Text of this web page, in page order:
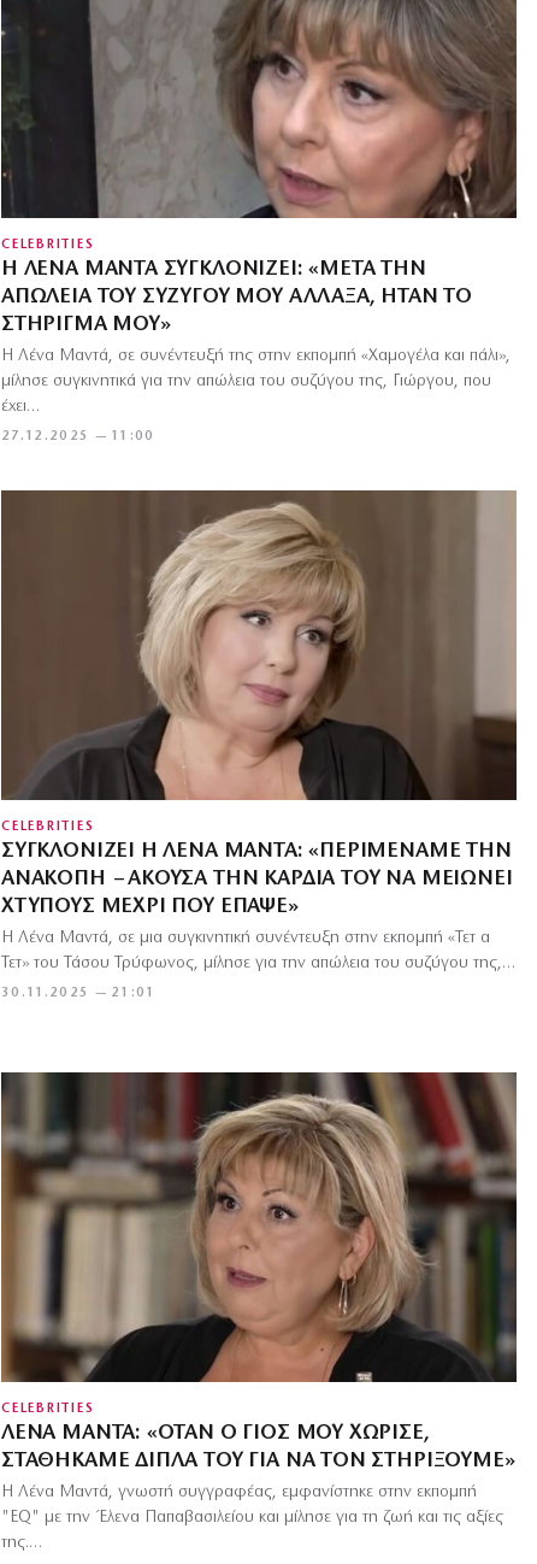
CELEBRITIES
Η ΛΈΝΑ ΜΑΝΤΆ ΣΥΓΚΛΟΝΊΖΕΙ: «ΜΕΤΆ ΤΗΝ
ΑΠΏΛΕΙΑ ΤΟΥ ΣΥΖΎΓΟΥ ΜΟΥ ΆΛΛΑΞΑ, ΉΤΑΝ ΤΟ
ΣΤΉΡΙΓΜΆ ΜΟΥ»
27.12.2025 — 11:00
Η Λένα Μαντά, σε συνέντευξή της στην εκπομπή «Χαμογέλα και πάλι»,
μίλησε συγκινητικά για την απώλεια του συζύγου της, Γιώργου, που
έχει…
CELEBRITIES
ΣΥΓΚΛΟΝΊΖΕΙ Η ΛΈΝΑ ΜΑΝΤΆ: «ΠΕΡΙΜΈΝΑΜΕ ΤΗΝ
ΑΝΑΚΟΠΉ – ΆΚΟΥΣΑ ΤΗΝ ΚΑΡΔΙΆ ΤΟΥ ΝΑ ΜΕΙΏΝΕΙ
ΧΤΎΠΟΥΣ ΜΈΧΡΙ ΠΟΥ ΈΠΑΨΕ»
30.11.2025 — 21:01
Η Λένα Μαντά, σε μια συγκινητική συνέντευξη στην εκπομπή «Τετ α
Τετ» του Τάσου Τρύφωνος, μίλησε για την απώλεια του συζύγου της,…
CELEBRITIES
ΛΈΝΑ ΜΑΝΤΆ: «ΌΤΑΝ Ο ΓΙΟΣ ΜΟΥ ΧΏΡΙΣΕ,
ΣΤΑΘΉΚΑΜΕ ΔΊΠΛΑ ΤΟΥ ΓΙΑ ΝΑ ΤΟΝ ΣΤΗΡΊΞΟΥΜΕ»
Η Λένα Μαντά, γνωστή συγγραφέας, εμφανίστηκε στην εκπομπή
"EQ" με την Έλενα Παπαβασιλείου και μίλησε για τη ζωή και τις αξίες
της.…